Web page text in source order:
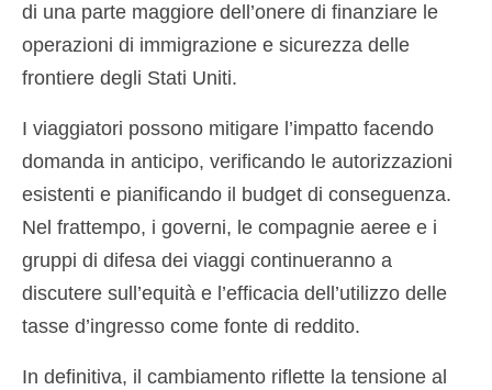
di una parte maggiore dell’onere di finanziare le
operazioni di immigrazione e sicurezza delle
frontiere degli Stati Uniti.
I viaggiatori possono mitigare l’impatto facendo
domanda in anticipo, verificando le autorizzazioni
esistenti e pianificando il budget di conseguenza.
Nel frattempo, i governi, le compagnie aeree e i
gruppi di difesa dei viaggi continueranno a
discutere sull’equità e l’efficacia dell’utilizzo delle
tasse d’ingresso come fonte di reddito.
In definitiva, il cambiamento riflette la tensione al